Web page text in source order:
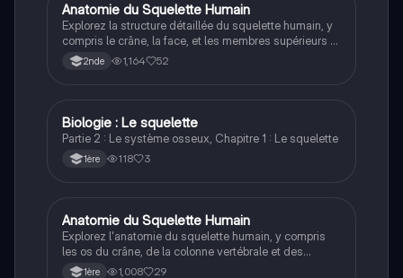
SVT
Anatomie du Squelette Humain
Explorez la structure détaillée du squelette humain, y
compris le crâne, la face, et les membres supérieurs et
inférieurs. Ce résumé couvre les os principaux, leur
classification, et les segments du squelette axial et
2nde 1,164 52
ST2S
Biologie : Le squelette
Partie 2 : Le système osseux, Chapitre 1 : Le squelette
1ère 118 3
ST2S
Anatomie du Squelette Humain
Explorez l'anatomie du squelette humain, y compris
les os du crâne, de la colonne vertébrale et des
membres. Ce résumé couvre les principales
1ère 1,008 29